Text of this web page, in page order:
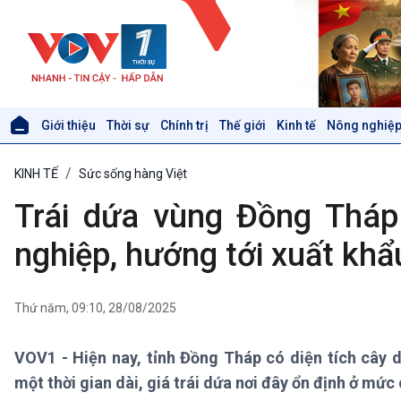
Giới thiệu Thời sự Chính trị Thế giới Kinh tế Nông
Thời sự 12h
Thời sự 18h
Thời sự 21h30
Bản tin
Xã hội
Tin Đời sống & Xã hội
Khoa học & Công nghệ
Tin Khoa học & Công nghệ
KINH TẾ Sức sống hàng Việt
Trái dứa vùng Đồng
nghiệp, hướng tới xuất
Thứ năm, 09:10, 28/08/2025
VOV1 - Hiện nay, tỉnh Đồng Tháp có diện tích cây
một thời gian dài, giá trái dứa nơi đây ổn định ở